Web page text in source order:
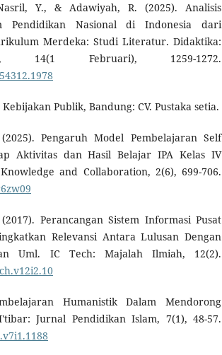
Y., & Adawiyah, R. (2025). Analisis
Pendidikan Nasional di Indonesia dari
Merdeka: Studi Literatur. Didaktika:
14(1 Februari), 1259-1272.
Publik, Bandung: CV. Pustaka setia.
Pengaruh Model Pembelajaran Self
Aktivitas dan Hasil Belajar IPA Kelas IV
and Collaboration, 2(6), 699-706.
Perancangan Sistem Informasi Pusat
Relevansi Antara Lulusan Dengan
Uml. IC Tech: Majalah Ilmiah, 12(2).
Humanistik Dalam Mendorong
Jurnal Pendidikan Islam, 7(1), 48-57.